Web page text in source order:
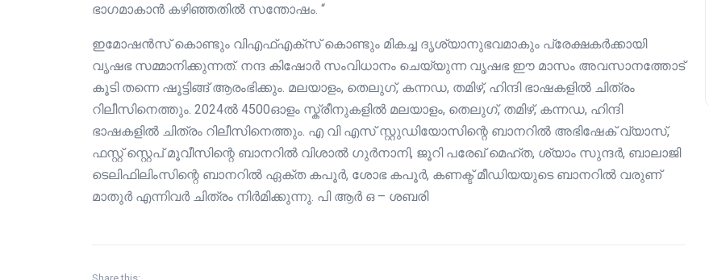
ഭാഗമാകാൻ കഴിഞ്ഞതിൽ സന്തോഷം. “
ഇമോഷൻസ് കൊണ്ടും വിഎഫ്എക്സ് കൊണ്ടും മികച്ച ദൃശ്യാനുഭവമാകും പ്രേക്ഷകർക്കായി
വൃഷഭ സമ്മാനിക്കുന്നത്. നന്ദ കിഷോർ സംവിധാനം ചെയ്യുന്ന വൃഷഭ ഈ മാസം അവസാനത്തോട്
കൂടി തന്നെ ഷൂട്ടിങ്ങ് ആരംഭിക്കും. മലയാളം, തെലുഗ്, കന്നഡ, തമിഴ്, ഹിന്ദി ഭാഷകളിൽ ചിത്രം
റിലീസിനെത്തും. 2024ൽ 4500ഓളം സ്ക്രീനുകളിൽ മലയാളം, തെലുഗ്, തമിഴ്, കന്നഡ, ഹിന്ദി
ഭാഷകളിൽ ചിത്രം റിലീസിനെത്തും. എ വി എസ് സ്റ്റുഡിയോസിന്റെ ബാനറിൽ അഭിഷേക് വ്യാസ്,
ഫസ്റ്റ് സ്റ്റെപ് മൂവീസിന്റെ ബാനറിൽ വിശാൽ ഗുർനാനി, ജൂറി പരേഖ് മെഹ്ത, ശ്യാം സുന്ദർ, ബാലാജി
ടെലിഫിലിംസിന്റെ ബാനറിൽ ഏക്ത കപൂർ, ശോഭ കപൂർ, കണക്ട് മീഡിയയുടെ ബാനറിൽ വരുണ്
മാതുർ എന്നിവർ ചിത്രം നിർമിക്കുന്നു. പി ആർ ഒ – ശബരി